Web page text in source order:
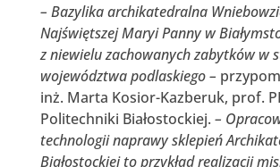
– Bazylika archikatedralna
Najświętszej Maryi Panny w
z niewielu zachowanych zabytków w
województwa podlaskiego –
inż. Marta Kosior-Kazberuk, prof.
Politechniki Białostockiej. –
technologii naprawy sklepień
Białostockiej to przykład realizacji